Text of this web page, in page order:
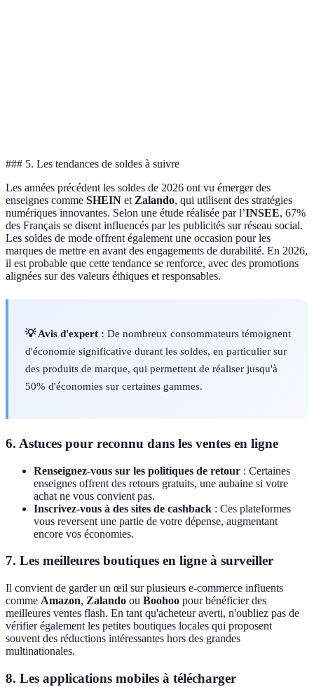
### 5. Les tendances de soldes à suivre
Les années précédent les soldes de 2026 ont vu émerger des
enseignes comme SHEIN etZalando, qui utilisent des stratégies
numériques innovantes. Selon une étude réalisée par l’INSEE, 67%
des Français se disent influencés par les publicités sur réseau social.
Les soldes de mode offrent également une occasion pour les
marques de mettre en avant des engagements de durabilité. En 2026,
il est probable que cette tendance se renforce, avec des promotions
alignées sur des valeurs éthiques et responsables.
💡 Avis d'expert : De nombreux consommateurs témoignent
d'économie significative durant les soldes, en particulier sur
des produits de marque, qui permettent de réaliser jusqu'à
50% d'économies sur certaines gammes.
6. Astuces pour reconnu dans les ventes en ligne
Renseignez-vous sur les politiques de retour : Certaines
enseignes offrent des retours gratuits, une aubaine si votre
achat ne vous convient pas.
Inscrivez-vous à des sites de cashback : Ces plateformes
vous reversent une partie de votre dépense, augmentant
encore vos économies.
7. Les meilleures boutiques en ligne à surveiller
Il convient de garder un œil sur plusieurs e-commerce influents
comme Amazon, Zalando ou Boohoo pour bénéficier des
meilleures ventes flash. En tant qu'acheteur averti, n'oubliez pas de
vérifier également les petites boutiques locales qui proposent
souvent des réductions intéressantes hors des grandes
multinationales.
8. Les applications mobiles à télécharger